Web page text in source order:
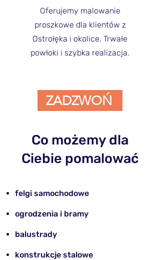
Oferujemy malowanie
proszkowe dla klientów z
Ostrołęka i okolice. Trwałe
powłoki i szybka realizacja.
ZADZWOŃ
Co możemy dla
Ciebie pomalować
felgi samochodowe
​ogrodzenia i bramy
balustrady
konstrukcje stalowe